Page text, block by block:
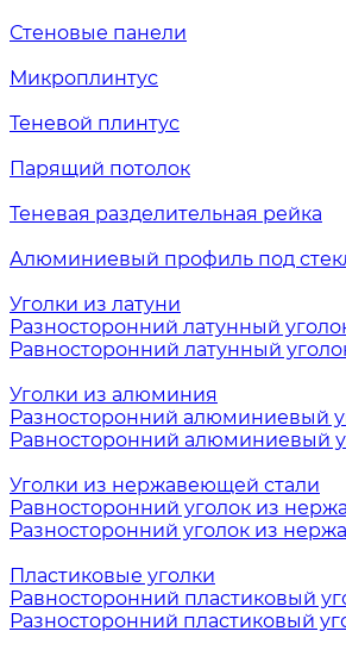
Стеновые панели
Микроплинтус
Теневой плинтус
Парящий потолок
Теневая разделительная рейка
Алюминиевый профиль под
Уголки из латуни
Разносторонний латунный
Равносторонний латунный
Уголки из алюминия
Разносторонний алюминиевый
Равносторонний алюминиевый
Уголки из нержавеющей стали
Равносторонний уголок из
Разносторонний уголок из
Пластиковые уголки
Равносторонний пластиковый
Разносторонний пластиковый